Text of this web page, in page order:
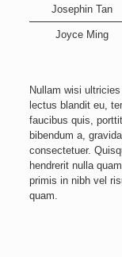
Josephin Tan
Joyce Ming
Nullam wisi
lectus blandit eu,
faucibus quis,
bibendum a,
consectetuer.
hendrerit nulla
primis in nibh vel
quam.